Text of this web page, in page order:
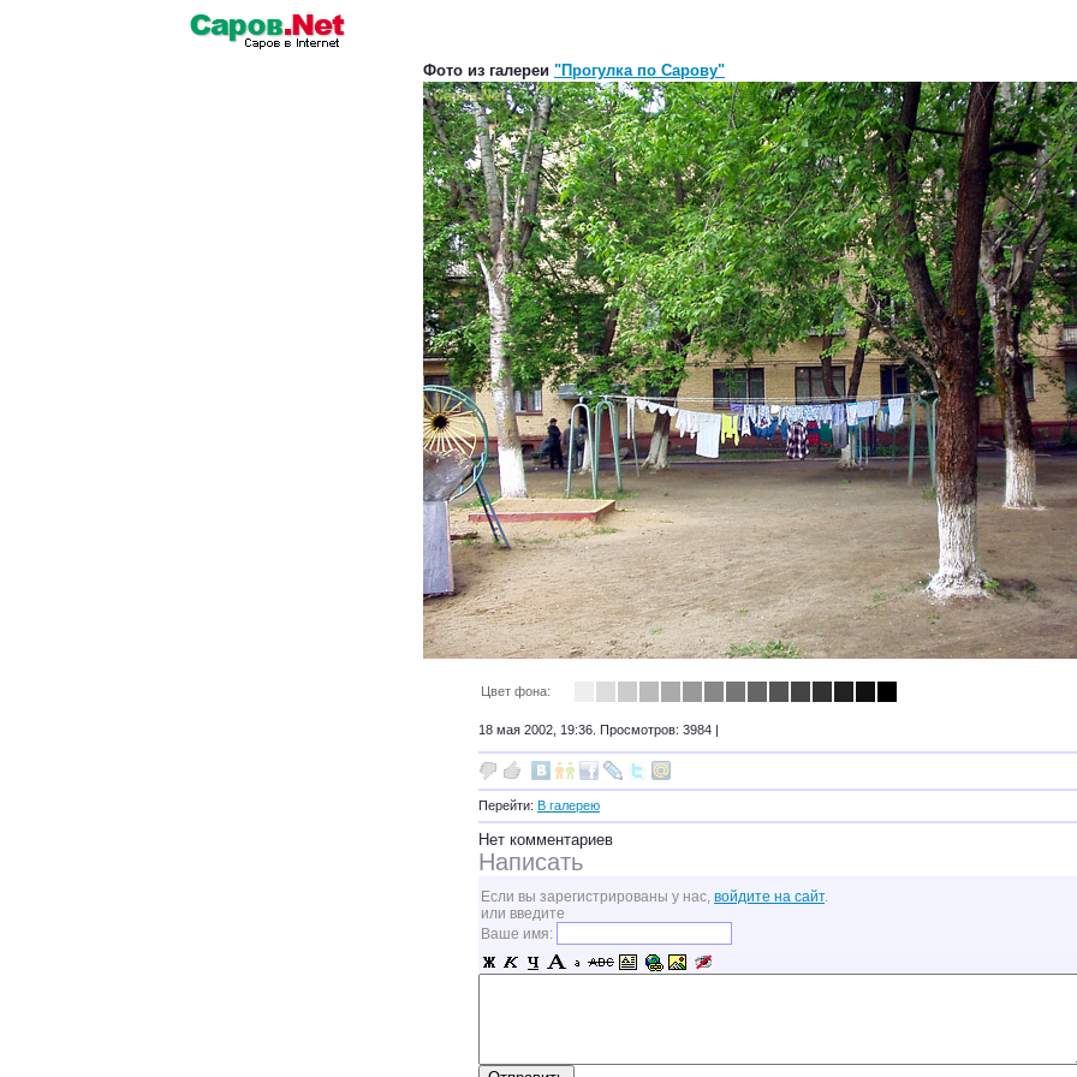
Фото из галереи "Прогулка по Сарову"
Цвет фона:
18 мая 2002, 19:36. Просмотров: 3984 |
Перейти: В галерею
Нет комментариев
Написать
Если вы зарегистрированы у нас, войдите на сайт.
или введите
Ваше имя: